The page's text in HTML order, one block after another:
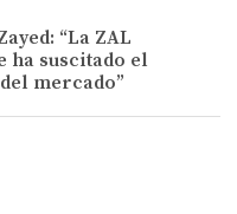
“La ZAL
ha suscitado el
mercado”